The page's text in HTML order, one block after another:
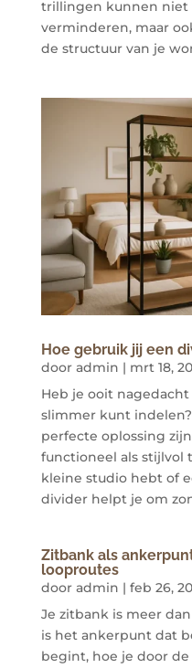
trillingen kunnen niet
verminderen, maar
de structuur van je
Hoe gebruik jij een
door admin | mrt 18,
Heb je ooit
slimmer kunt
perfecte oplossing
functioneel als stijlvol
kleine studio hebt of
divider helpt je om
Zitbank als
looproutes
door admin | feb 26,
Je zitbank is meer
is het ankerpunt dat
begint, hoe je door